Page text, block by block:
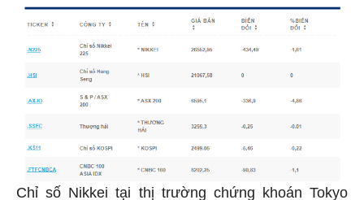
Chỉ số Nikkei tại thị trường chứng khoán Tokyo